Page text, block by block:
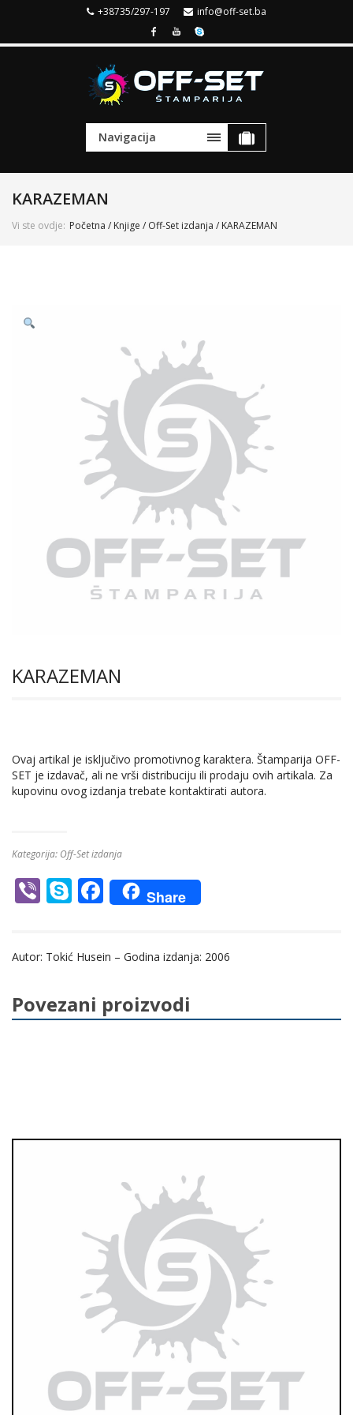
+38735/297-197 info@off-set.ba
Navigacija
KARAZEMAN
Vi ste ovdje: Početna / Knjige / Off-Set izdanja / KARAZEMAN
KARAZEMAN
Ovaj artikal je isključivo promotivnog karaktera. Štamparija OFF-
SET je izdavač, ali ne vrši distribuciju ili prodaju ovih artikala. Za
kupovinu ovog izdanja trebate kontaktirati autora.
Kategorija: Off-Set izdanja
Vi S
p
F
ac
b
o
Share
Autor: Tokić Husein – Godina izdanja: 2006
Povezani proizvodi